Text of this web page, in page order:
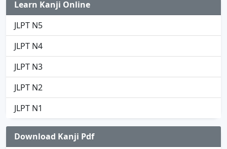
Learn Kanji Online
JLPT N5
JLPT N4
JLPT N3
JLPT N2
JLPT N1
Download Kanji Pdf